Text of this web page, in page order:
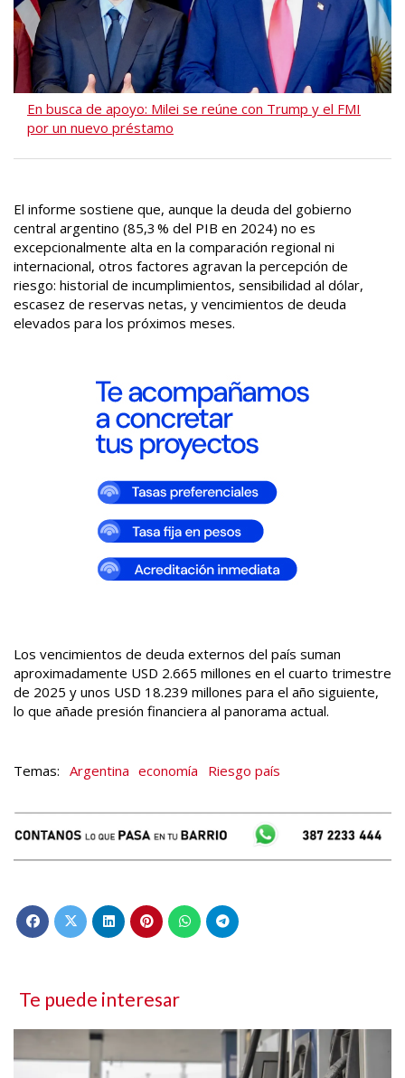
En busca de apoyo: Milei se reúne con Trump y el FMI
por un nuevo préstamo
El informe sostiene que, aunque la deuda del gobierno
central argentino (85,3 % del PIB en 2024) no es
excepcionalmente alta en la comparación regional ni
internacional, otros factores agravan la percepción de
riesgo: historial de incumplimientos, sensibilidad al dólar,
escasez de reservas netas, y vencimientos de deuda
elevados para los próximos meses.
Los vencimientos de deuda externos del país suman
aproximadamente USD 2.665 millones en el cuarto trimestre
de 2025 y unos USD 18.239 millones para el año siguiente,
lo que añade presión financiera al panorama actual.
Argentina economía Riesgo país
Te puede interesar